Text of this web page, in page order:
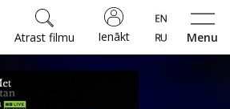
Menu
Ienākt
Atrast filmu